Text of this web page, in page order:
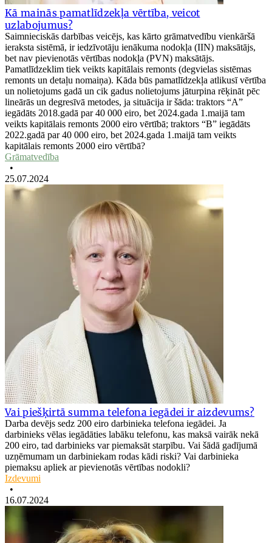
Kā mainās pamatlīdzekļa vērtība, veicot
uzlabojumus?
Saimnieciskās darbības veicējs, kas kārto grāmatvedību vienkāršā
ieraksta sistēmā, ir iedzīvotāju ienākuma nodokļa (IIN) maksātājs,
bet nav pievienotās vērtības nodokļa (PVN) maksātājs.
Pamatlīdzeklim tiek veikts kapitālais remonts (degvielas sistēmas
remonts un detaļu nomaiņa). Kāda būs pamatlīdzekļa atlikusī vērtība
un nolietojums gadā un cik gadus nolietojums jāturpina rēķināt pēc
lineārās un degresīvā metodes, ja situācija ir šāda: traktors “A”
iegādāts 2018.gadā par 40 000 eiro, bet 2024.gada 1.maijā tam
veikts kapitālais remonts 2000 eiro vērtībā; traktors “B” iegādāts
2022.gadā par 40 000 eiro, bet 2024.gada 1.maijā tam veikts
kapitālais remonts 2000 eiro vērtībā?
Grāmatvedība
•
25.07.2024
Vai piešķirtā summa telefona iegādei ir aizdevums?
Darba devējs sedz 200 eiro darbinieka telefona iegādei. Ja
darbinieks vēlas iegādāties labāku telefonu, kas maksā vairāk nekā
200 eiro, tad darbinieks var piemaksāt starpību. Vai šādā gadījumā
uzņēmumam un darbiniekam rodas kādi riski? Vai darbinieka
piemaksu apliek ar pievienotās vērtības nodokli?
Izdevumi
•
16.07.2024